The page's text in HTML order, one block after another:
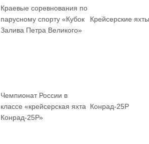
Краевые соревнования по
парусному спорту «Кубок
Залива Петра Великого»
Крейсерские яхты
Чемпионат России в
классе «крейсерская яхта
Конрад-25Р»
Конрад-25Р